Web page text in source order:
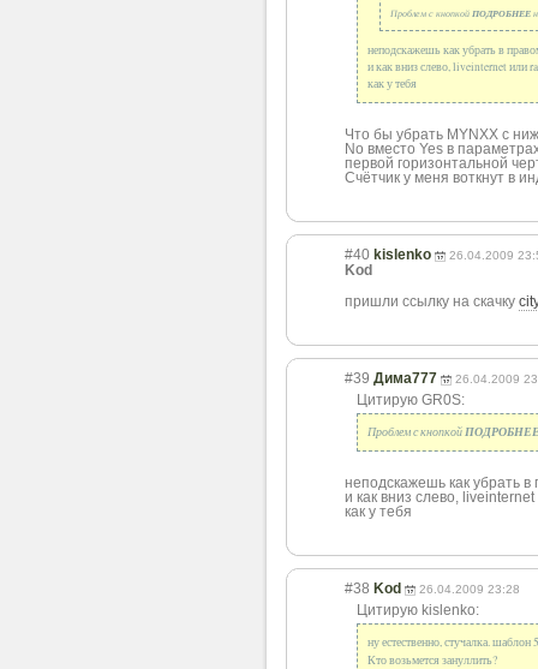
Проблем с кнопкой ПОДРОБНЕЕ
неподскажешь как убрать в
и как вниз слево, liveinternet или
как у тебя
Что бы убрать MYNXX с
No вместо Yes в
первой горизонтальной
Счётчик у меня воткнут в
#40 kislenko 26.04.2009
Kod
пришли ссылку на скачку
#39 Дима777 26.04.2009
Цитирую GR0S:
Проблем с кнопкой
неподскажешь как убрать
и как вниз слево,
как у тебя
#38 Kod 26.04.2009 23:28
Цитирую kislenko:
ну естественно, стучалка. шаблон
Кто возьмется зануллить?